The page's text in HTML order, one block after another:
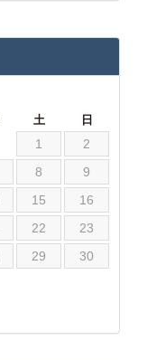
土 日
1
2
8
9
15
16
22
23
29
30